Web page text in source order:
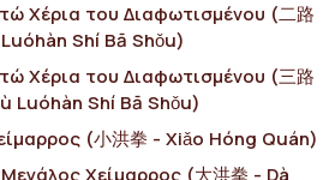
Χέρια του Διαφωτισμένου (二路
Shí Bā Shǒu)
Χέρια του Διαφωτισμένου (三路
Luóhàn Shí Bā Shǒu)
(小洪拳 - Xiǎo Hóng Quán)
Χείμαρρος (大洪拳 - Dà